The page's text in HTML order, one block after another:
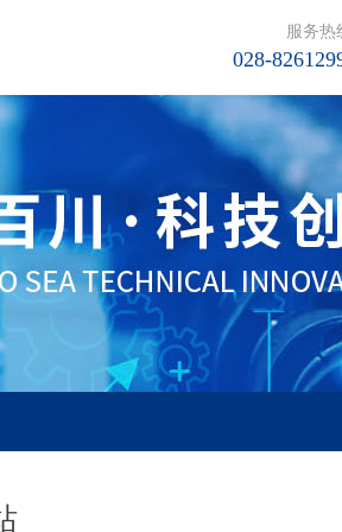
服务热
028-